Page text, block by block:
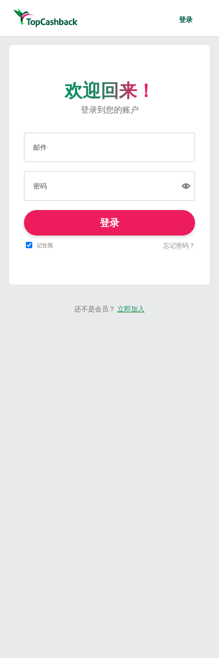
登录
欢迎回来！
登录到您的账户
邮件
密码
登录
记住我 忘记密码？
还不是会员？ 立即加入